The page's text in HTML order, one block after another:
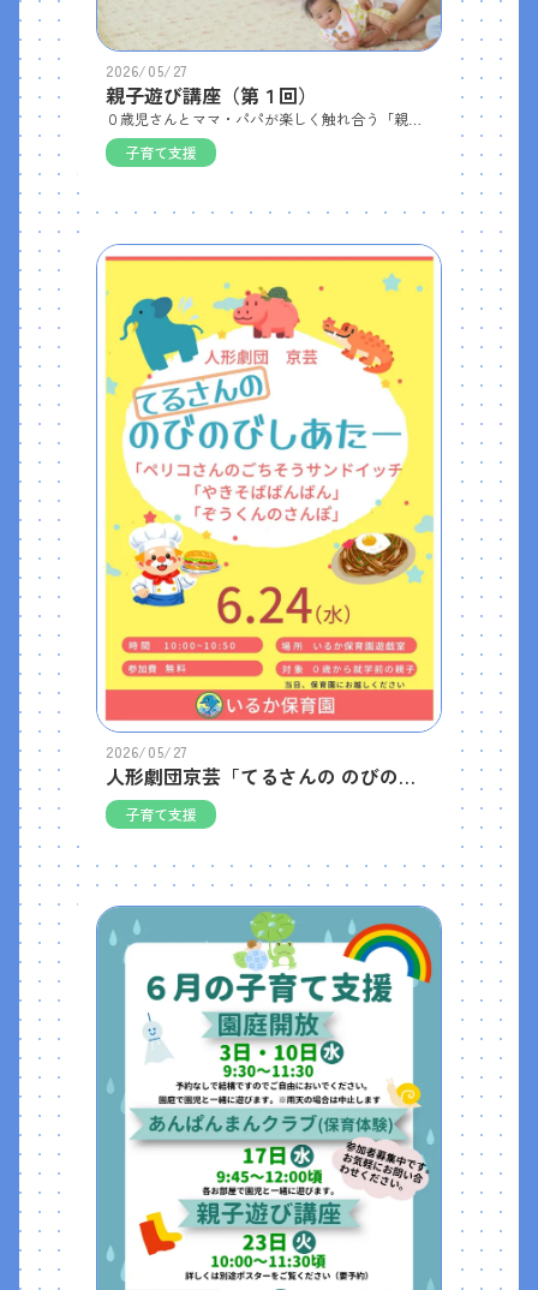
2026/05/27
親子遊び講座（第１回）
子育て支援
2026/05/27
人形劇団京芸「てるさんの のびのびしあたー」公演のお知らせ
子育て支援